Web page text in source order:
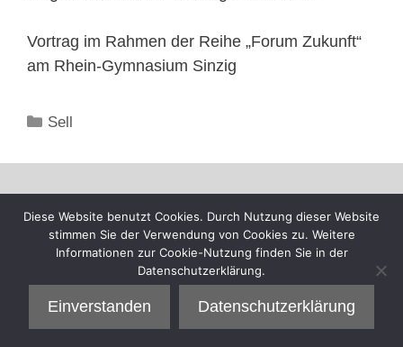
Vortrag im Rahmen der Reihe „Forum Zukunft“
am Rhein-Gymnasium Sinzig
Kategorien
Sell
Diese Website benutzt Cookies. Durch Nutzung dieser Website
stimmen Sie der Verwendung von Cookies zu. Weitere
Informationen zur Cookie-Nutzung finden Sie in der
Datenschutzerklärung.
Einverstanden Datenschutzerklärung